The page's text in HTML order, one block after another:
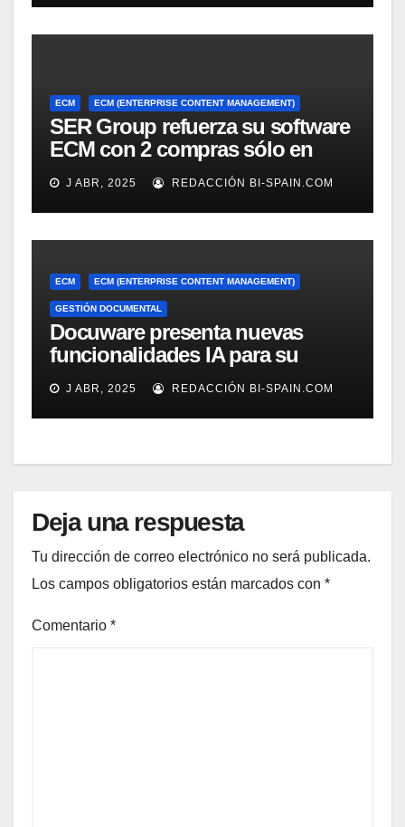
ECM ECM (ENTERPRISE CONTENT MANAGEMENT)
SER Group refuerza su software
ECM con 2 compras sólo en
marzo
J ABR, 2025 REDACCIÓN BI-SPAIN.COM
ECM ECM (ENTERPRISE CONTENT MANAGEMENT)
GESTIÓN DOCUMENTAL
Docuware presenta nuevas
funcionalidades IA para su
gestión documental
J ABR, 2025 REDACCIÓN BI-SPAIN.COM
Deja una respuesta
Tu dirección de correo electrónico no será publicada.
Los campos obligatorios están marcados con *
Comentario *